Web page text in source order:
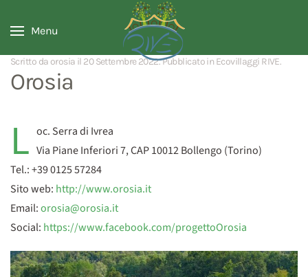
Menu
Scritto da orosia il 20 Settembre 2022. Pubblicato in Ecovillaggi RIVE.
Orosia
L oc. Serra di Ivrea
Via Piane Inferiori 7, CAP 10012 Bollengo (Torino)
Tel.: +39 0125 57284
Sito web: http://www.orosia.it
Email:orosia@orosia.it
Social: https://www.facebook.com/progettoOrosia